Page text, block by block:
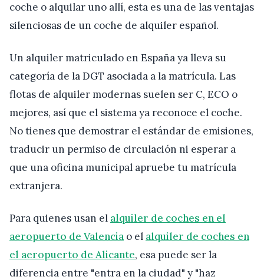
coche o alquilar uno allí, esta es una de las ventajas
silenciosas de un coche de alquiler español.
Un alquiler matriculado en España ya lleva su
categoría de la DGT asociada a la matrícula. Las
flotas de alquiler modernas suelen ser C, ECO o
mejores, así que el sistema ya reconoce el coche.
No tienes que demostrar el estándar de emisiones,
traducir un permiso de circulación ni esperar a
que una oficina municipal apruebe tu matrícula
extranjera.
Para quienes usan el alquiler de coches en el
aeropuerto de Valencia o el alquiler de coches en
el aeropuerto de Alicante, esa puede ser la
diferencia entre "entra en la ciudad" y "haz